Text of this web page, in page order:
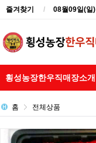
즐겨찾기 08월09일(일)
횡성농장한우직매장소개
홈 전체상품